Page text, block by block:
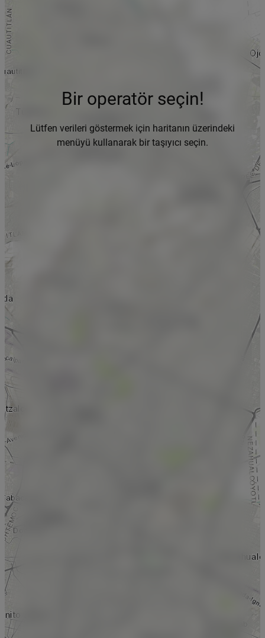
Bir operatör seçin!
Lütfen verileri göstermek için haritanın üzerindeki
menüyü kullanarak bir taşıyıcı seçin.